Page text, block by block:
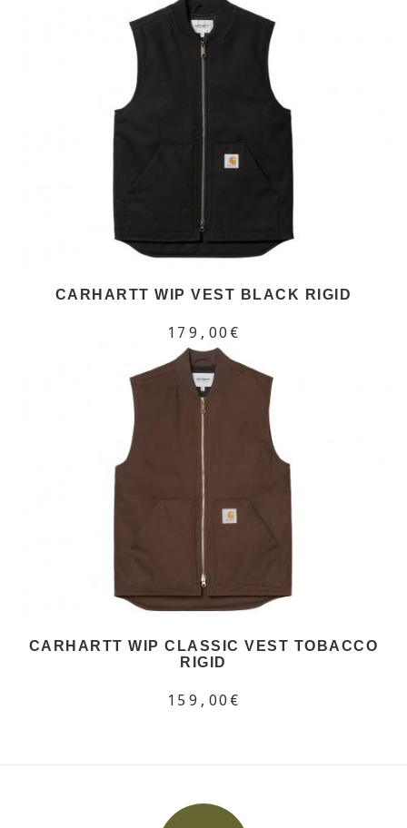
CARHARTT WIP VEST BLACK RIGID
179,00€
CARHARTT WIP CLASSIC VEST TOBACCO
RIGID
159,00€